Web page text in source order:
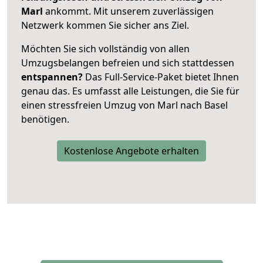
Marl ankommt. Mit unserem zuverlässigen
Netzwerk kommen Sie sicher ans Ziel.
Möchten Sie sich vollständig von allen
Umzugsbelangen befreien und sich stattdessen
entspannen? Das Full-Service-Paket bietet Ihnen
genau das. Es umfasst alle Leistungen, die Sie für
einen stressfreien Umzug von Marl nach Basel
benötigen.
Kostenlose Angebote erhalten